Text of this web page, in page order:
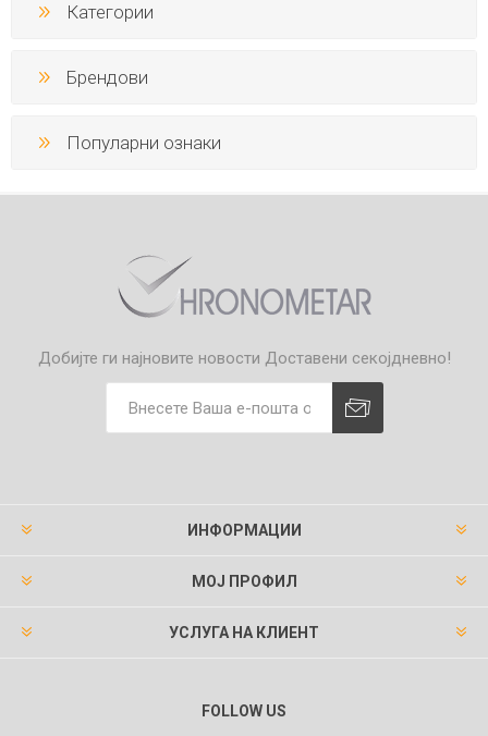
Категории
Брендови
Популарни ознаки
Добијте ги најновите новости Доставени секојдневно!
ИНФОРМАЦИИ
МОЈ ПРОФИЛ
УСЛУГА НА КЛИЕНТ
FOLLOW US